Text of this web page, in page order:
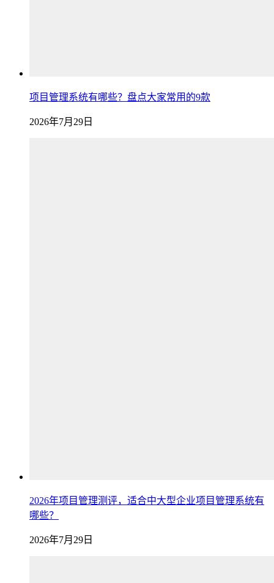
项目管理系统有哪些？盘点大家常用的9款
2026年7月29日
2026年项目管理测评，适合中大型企业项目管理系统有
哪些？
2026年7月29日